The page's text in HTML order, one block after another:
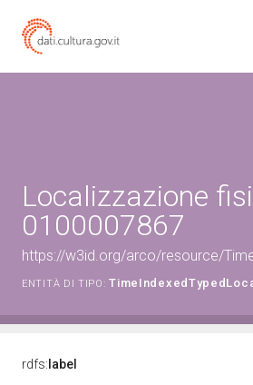
Localizzazione
0100007867
https://w3id.org/arco/resource/
ENTITÀ DI TIPO:
rdfs: label